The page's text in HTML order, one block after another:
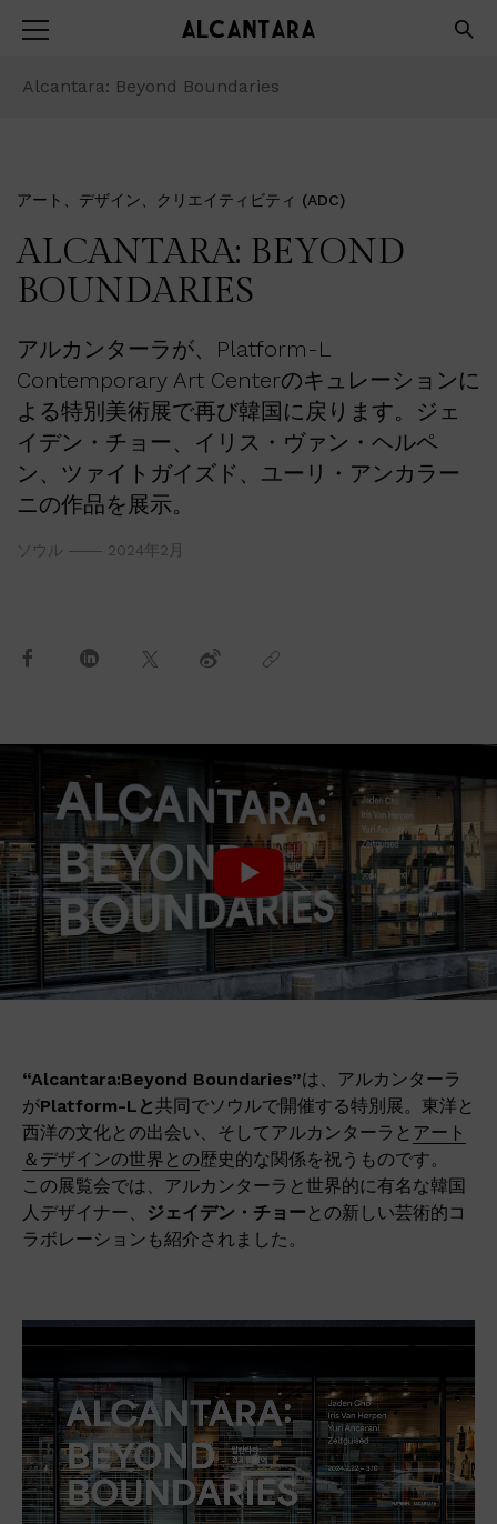
Alcantara: Beyond Boundaries
アート、デザイン、クリエイティビティ (ADC)
ALCANTARA: BEYOND
BOUNDARIES
アルカンターラが、Platform-L
Contemporary Art Centerのキュレーションに
よる特別美術展で再び韓国に戻ります。ジェ
イデン・チョー、イリス・ヴァン・ヘルペ
ン、ツァイトガイズド、ユーリ・アンカラー
ニの作品を展示。
ソウル 2024年2月
“Alcantara:Beyond Boundaries”は、アルカンターラ
がPlatform-L と共同でソウルで開催する特別展。東洋と
西洋の文化との出会い、そしてアルカンターラと アート
＆デザインの世界との歴史的な関係を祝うものです。
この展覧会では、アルカンターラと世界的に有名な韓国
人デザイナー、
ジェイデン・チョー との新しい芸術的コ
ラボレーションも紹介されました。